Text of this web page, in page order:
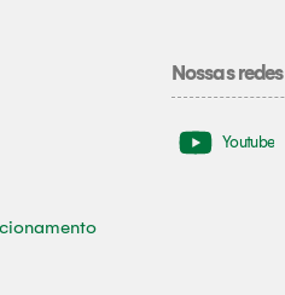
Nossas redes
Youtube